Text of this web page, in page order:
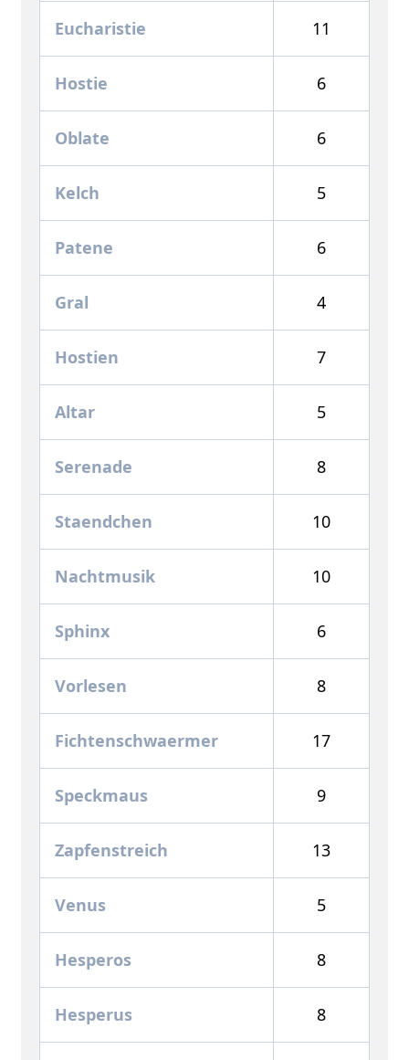
Eucharistie 11
Hostie 6
Oblate 6
Kelch 5
Patene 6
Gral 4
Hostien 7
Altar 5
Serenade 8
Staendchen 10
Nachtmusik 10
Sphinx 6
Vorlesen 8
Fichtenschwaermer 17
Speckmaus 9
Zapfenstreich 13
Venus 5
Hesperos 8
Hesperus 8